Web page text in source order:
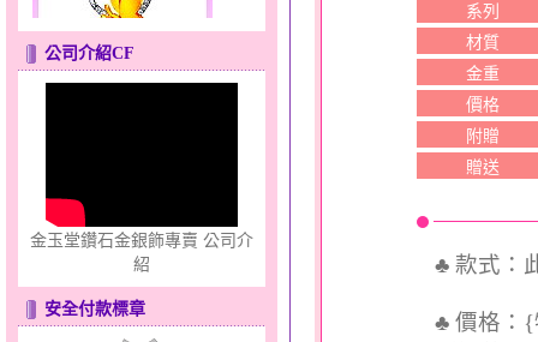
心之舞～金銀鋼套鍊
只愛你～男黃金戒指
公司介紹CF
金玉堂鑽石金銀飾專賣 公司介
紹
安全付款標章
系列
材質
金重
價格
附贈
贈送
♣ 款式：
♣ 價格：{